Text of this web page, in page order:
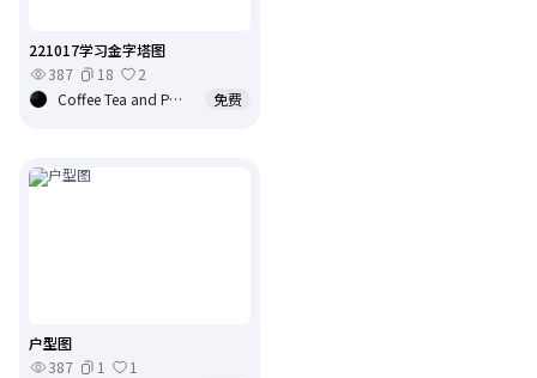
221017学习金字塔图
387
18
2
Coffee Tea and Paradox
免费
户型图
387
1
1